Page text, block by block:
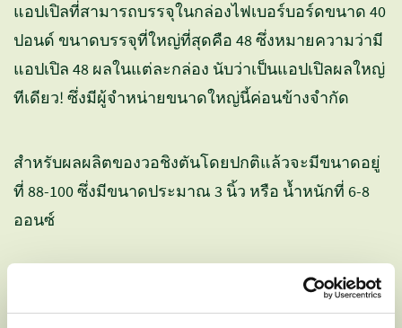
แอปเปิลที่สามารถบรรจุในกล่องไฟเบอร์บอร์ดขนาด 40
ปอนด์ ขนาดบรรจุที่ใหญ่ที่สุดคือ 48 ซึ่งหมายความว่ามี
แอปเปิล 48 ผลในแต่ละกล่อง นับว่าเป็นแอปเปิลผลใหญ่
ทีเดียว! ซึ่งมีผู้จำหน่ายขนาดใหญ่นี้ค่อนข้างจำกัด
สำหรับผลผลิตของวอชิงตันโดยปกติแล้วจะมีขนาดอยู่
ที่ 88-100 ซึ่งมีขนาดประมาณ 3 นิ้ว หรือ น้ำหนักที่ 6-8
ออนซ์
ขนาดของวอชิงตันแอปเปิล